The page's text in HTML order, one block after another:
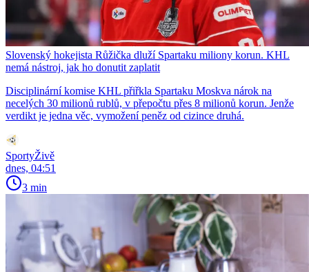
Slovenský hokejista Růžička dluží Spartaku miliony korun. KHL
nemá nástroj, jak ho donutit zaplatit
Disciplinární komise KHL přiřkla Spartaku Moskva nárok na
necelých 30 milionů rublů, v přepočtu přes 8 milionů korun. Jenže
verdikt je jedna věc, vymožení peněz od cizince druhá.
SportyŽivě
dnes, 04:51
3 min